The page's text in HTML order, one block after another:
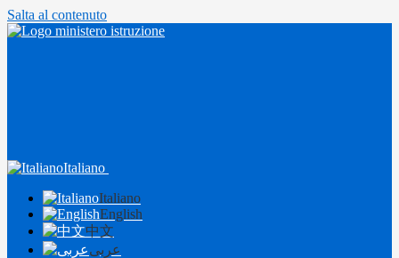
Salta al contenuto
Italiano
Italiano
English
中文
عربى